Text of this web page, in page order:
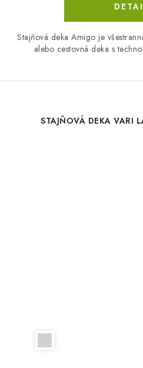
Stajňová deka Amigo je
alebo cestovná deka s
STAJŇOVÁ DEKA VARI